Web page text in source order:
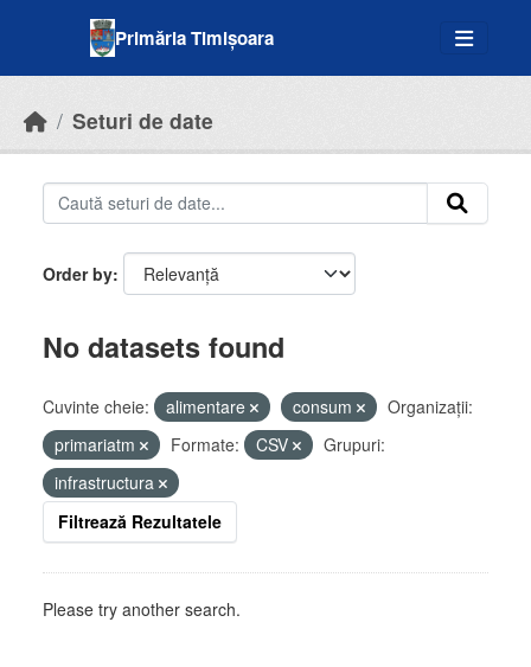
Primăria Timișoara
Seturi de date
Order by
No datasets found
Cuvinte cheie: alimentare consum
Organizații:
primariatm
Formate: CSV
Grupuri:
infrastructura
Filtrează Rezultatele
Please try another search.